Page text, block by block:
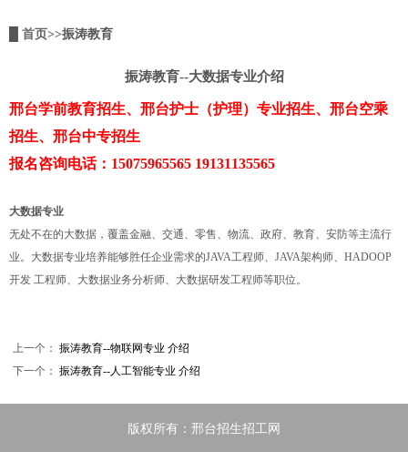
首页>>振涛教育
振涛教育--大数据专业介绍
邢台学前教育招生、邢台护士（护理）专业招生、邢台空乘
招生、邢台中专招生
报名咨询电话：15075965565 19131135565
大数据专业
无处不在的大数据，覆盖金融、交通、零售、物流、政府、教育、安防等主流行
业。大数据专业培养能够胜任企业需求的JAVA工程师、JAVA架构师、HADOOP
开发 工程师、大数据业务分析师、大数据研发工程师等职位。
上一个： 振涛教育--物联网专业 介绍
下一个： 振涛教育--人工智能专业 介绍
版权所有：邢台招生招工网